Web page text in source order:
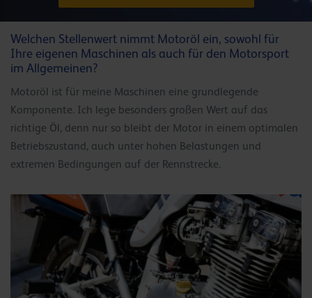
Welchen Stellenwert nimmt Motoröl ein, sowohl für
Ihre eigenen Maschinen als auch für den Motorsport
im Allgemeinen?
Motoröl ist für meine Maschinen eine grundlegende
Komponente. Ich lege besonders großen Wert auf das
richtige Öl, denn nur so bleibt der Motor in einem optimalen
Betriebszustand, auch unter hohen Belastungen und
extremen Bedingungen auf der Rennstrecke.